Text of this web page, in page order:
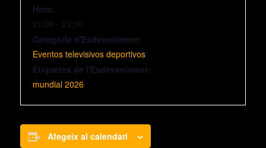
Hora:
21:00 - 23:00
Categoria d'Esdeveniment:
Eventos televisivos deportivos
Etiquetes de l'Esdeveniment:
mundial 2026
Afegeix al calendari